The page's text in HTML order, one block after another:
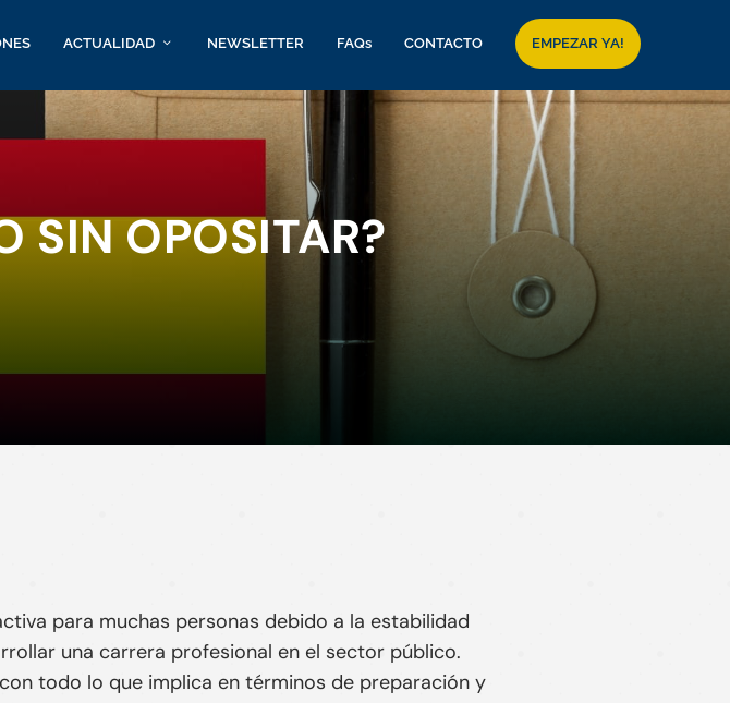
ACTUALIDAD NEWSLETTER FAQs CONTACTO EMPEZAR YA!
SIN OPOSITAR?
para muchas personas debido a la estabilidad
una carrera profesional en el sector público.
todo lo que implica en términos de preparación y